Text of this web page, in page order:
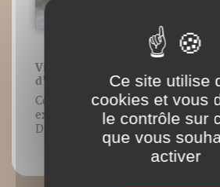
Vidéo 49 : Wheeling - échantillon
d'exercices
Contenu vidéo lié à l’ouvrage VTT
exercices, Jean-Paul Stéphan,
DésIris.
Ce site utilise
cookies et vous
le contrôle sur
que vous
activer